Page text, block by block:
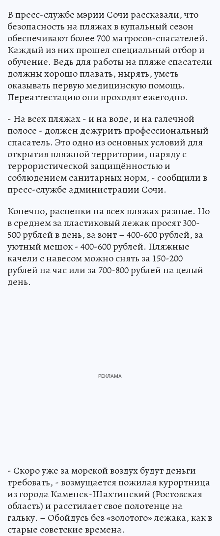
В пресс-службе мэрии Сочи рассказали, что
безопасность на пляжах в купальный сезон
обеспечивают более 700 матросов-спасателей.
Каждый из них прошел специальный отбор и
обучение. Ведь для работы на пляже спасатели
должны хорошо плавать, нырять, уметь
оказывать первую медицинскую помощь.
Переаттестацию они проходят ежегодно.
- На всех пляжах - и на воде, и на галечной
полосе - должен дежурить профессиональный
спасатель. Это одно из основных условий для
открытия пляжной территории, наряду с
террористической защищённостью и
соблюдением санитарных норм, - сообщили в
пресс-службе администрации Сочи.
Конечно, расценки на всех пляжах разные. Но
в среднем за пластиковый лежак просят 300-
500 рублей в день, за зонт – 400-600 рублей, за
уютный мешок - 400-600 рублей. Пляжные
качели с навесом можно снять за 150-200
рублей на час или за 700-800 рублей на целый
день.
- Скоро уже за морской воздух будут деньги
требовать, - возмущается пожилая курортница
из города Каменск-Шахтинский (Ростовская
область) и расстилает свое полотенце на
гальку. – Обойдусь без «золотого» лежака, как в
старые советские времена.